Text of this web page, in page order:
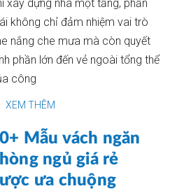
xây dựng nhà một tầng, phần
không chỉ đảm nhiệm vai trò
nắng che mưa mà còn quyết
phần lớn đến vẻ ngoài tổng thể
công
XEM THÊM
Mẫu vách ngăn
ngủ giá rẻ
ưa chuộng